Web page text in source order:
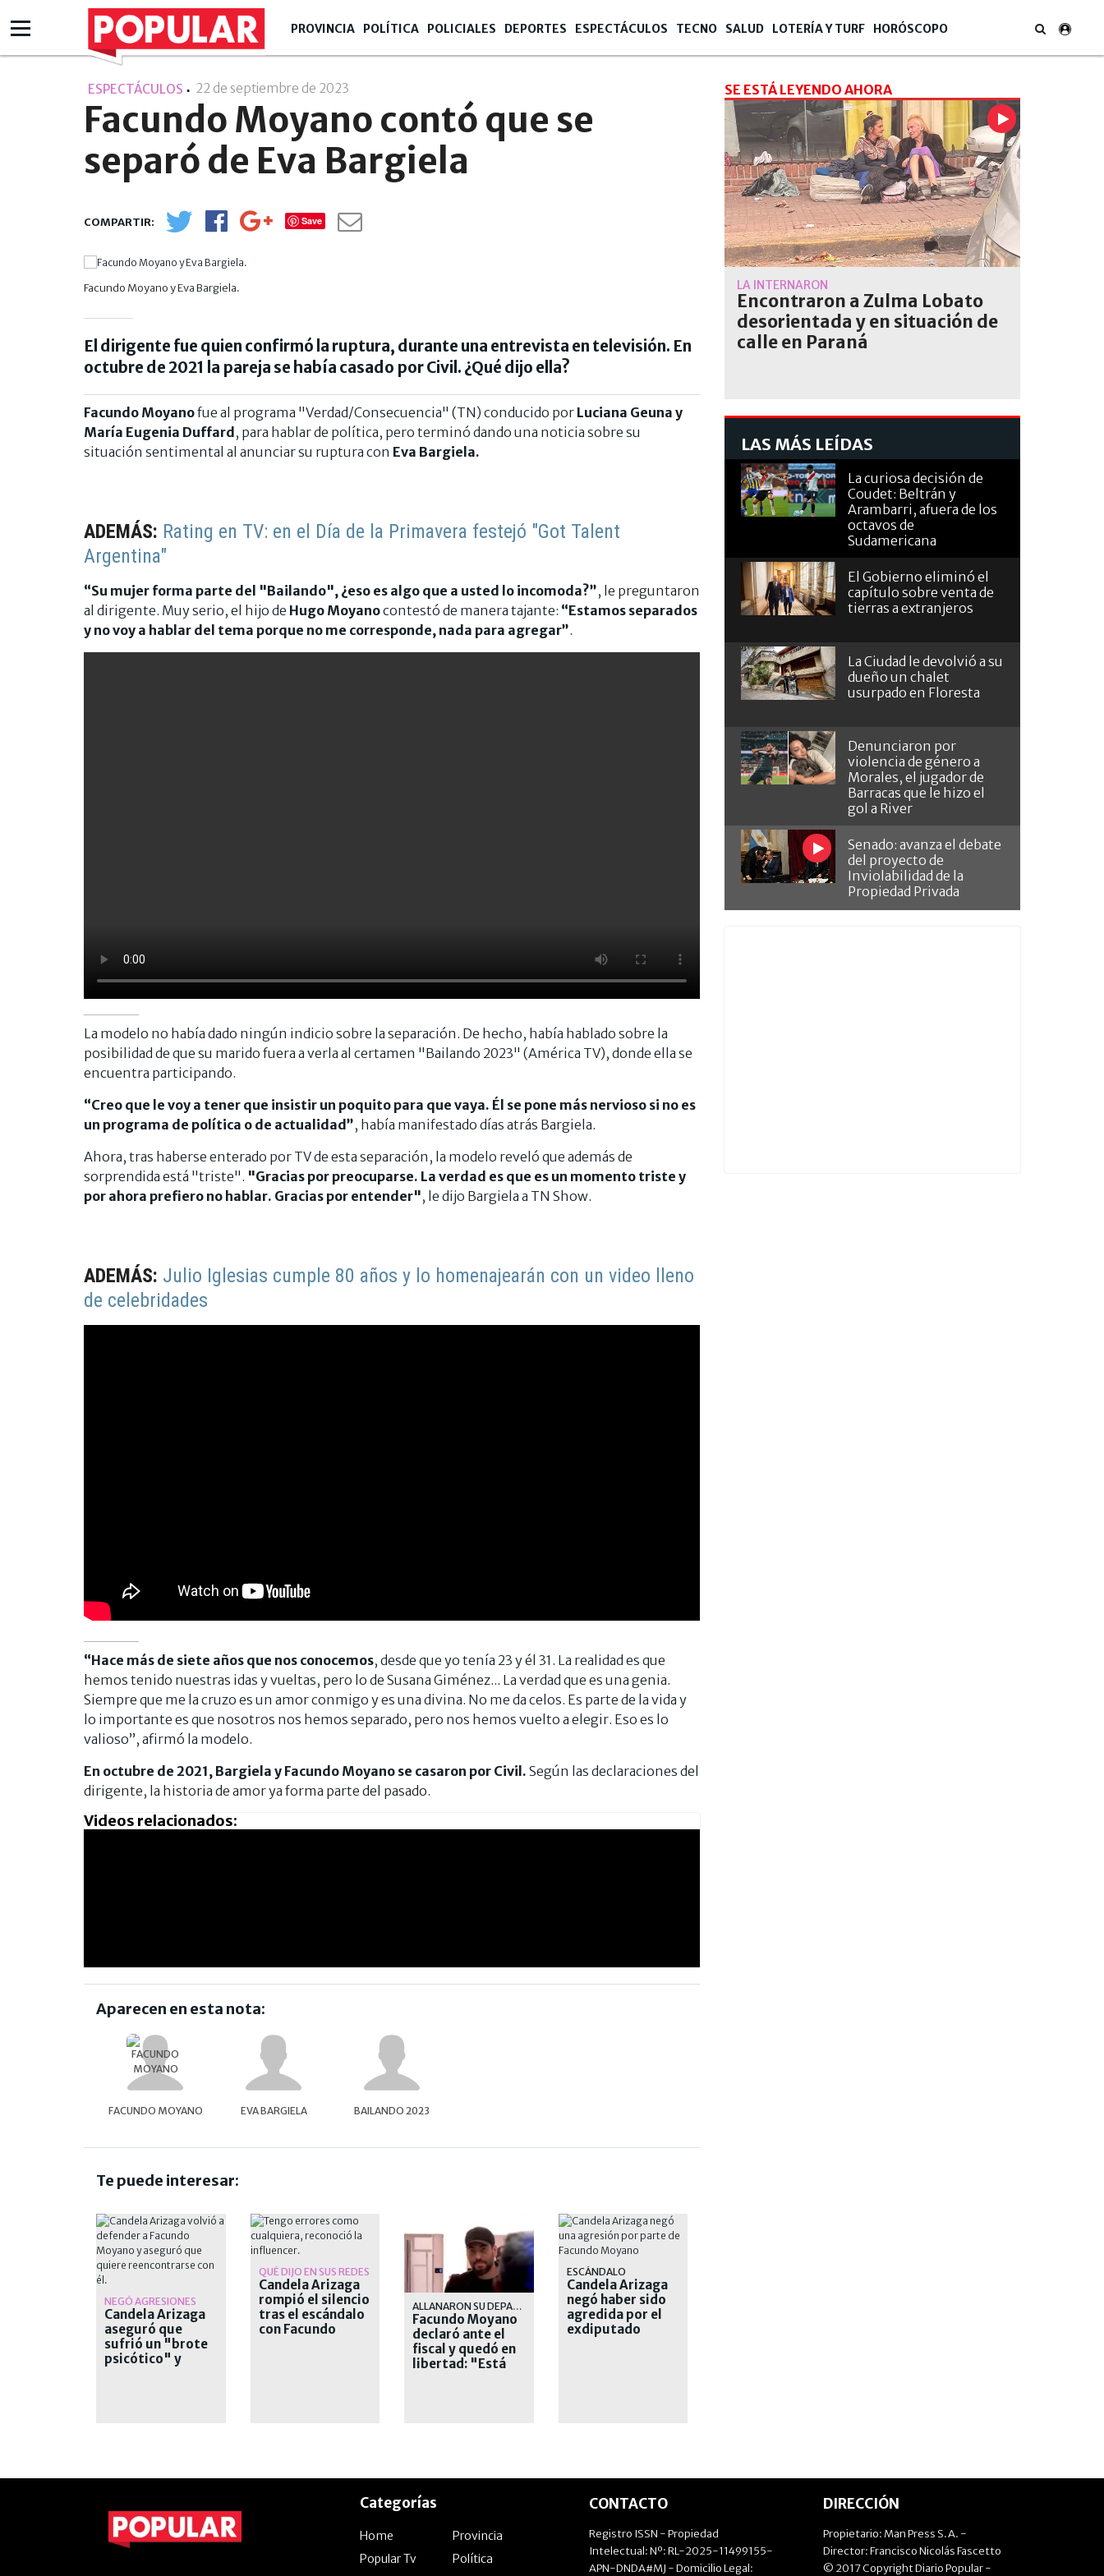
PROVINCIA POLÍTICA POLICIALES DEPORTES ESPECTÁCULOS TECNO SALUD LOTERÍA Y TURF HORÓSCOPO
ESPECTÁCULOS 22 de septiembre de 2023
Facundo Moyano contó que se
separó de Eva Bargiela
Save
Facundo Moyano y Eva Bargiela.
El dirigente fue quien confirmó la ruptura, durante una entrevista en televisión. En
octubre de 2021 la pareja se había casado por Civil. ¿Qué dijo ella?
Facundo Moyanofue al programa "Verdad/Consecuencia" (TN) conducido por Luciana Geuna y
María Eugenia Duffard, para hablar de política, pero terminó dando una noticia sobre su
situación sentimental al anunciar su ruptura con Eva Bargiela.
ADEMÁS: Rating en TV: en el Día de la Primavera festejó "Got Talent
Argentina"
“Su mujer forma parte del "Bailando", ¿eso es algo que a usted lo incomoda?”, le preguntaron
al dirigente. Muy serio, el hijo de Hugo Moyanocontestó de manera tajante: “Estamos separados
y no voy a hablar del tema porque no me corresponde, nada para agregar”.
La modelo no había dado ningún indicio sobre la separación. De hecho, había hablado sobre la
posibilidad de que su marido fuera a verla al certamen "Bailando 2023" (América TV), donde ella se
encuentra participando.
“Creo que le voy a tener que insistir un poquito para que vaya. Él se pone más nervioso si no es
un programa de política o de actualidad”, había manifestado días atrás Bargiela.
Ahora, tras haberse enterado por TV de esta separación, la modelo reveló que además de
sorprendida está "triste". "Gracias por preocuparse. La verdad es que es un momento triste y
por ahora prefiero no hablar. Gracias por entender", le dijo Bargiela a TN Show.
ADEMÁS: Julio Iglesias cumple 80 años y lo homenajearán con un video lleno
de celebridades
“Hace más de siete años que nos conocemos, desde que yo tenía 23 y él 31. La realidad es que
hemos tenido nuestras idas y vueltas, pero lo de Susana Giménez... La verdad que es una genia.
Siempre que me la cruzo es un amor conmigo y es una divina. No me da celos. Es parte de la vida y
lo importante es que nosotros nos hemos separado, pero nos hemos vuelto a elegir. Eso es lo
valioso”, afirmó la modelo.
En octubre de 2021, Bargiela y Facundo Moyano se casaron por Civil. Según las declaraciones del
dirigente, la historia de amor ya forma parte del pasado.
Videos relacionados:
Aparecen en esta nota:
FACUNDO MOYANO EVA BARGIELA BAILANDO 2023
Te puede interesar:
NEGÓ AGRESIONES
Candela Arizaga
aseguró que
sufrió un "brote
psicótico" y
QUÉ DIJO EN SUS REDES
Candela Arizaga
rompió el silencio
tras el escándalo
con Facundo
ALLANARON SU DEPARTAMENTO
Facundo Moyano
declaró ante el
fiscal y quedó en
libertad: "Está
ESCÁNDALO
Candela Arizaga
negó haber sido
agredida por el
exdiputado
SE ESTÁ LEYENDO AHORA
LA INTERNARON
Encontraron a Zulma Lobato
desorientada y en situación de
calle en Paraná
LAS MÁS LEÍDAS
La curiosa decisión de
Coudet: Beltrán y
Arambarri, afuera de los
octavos de
Sudamericana
El Gobierno eliminó el
capítulo sobre venta de
tierras a extranjeros
La Ciudad le devolvió a su
dueño un chalet
usurpado en Floresta
Denunciaron por
violencia de género a
Morales, el jugador de
Barracas que le hizo el
gol a River
Senado: avanza el debate
del proyecto de
Inviolabilidad de la
Propiedad Privada
Categorías
Home
Provincia
Popular Tv
Política
CONTACTO
Registro ISSN - Propiedad
Intelectual: Nº: RL-2025-11499155-
APN-DNDA#MJ - Domicilio Legal:
DIRECCIÓN
Propietario: Man Press S.A. -
Director: Francisco Nicolás Fascetto
© 2017 Copyright Diario Popular -